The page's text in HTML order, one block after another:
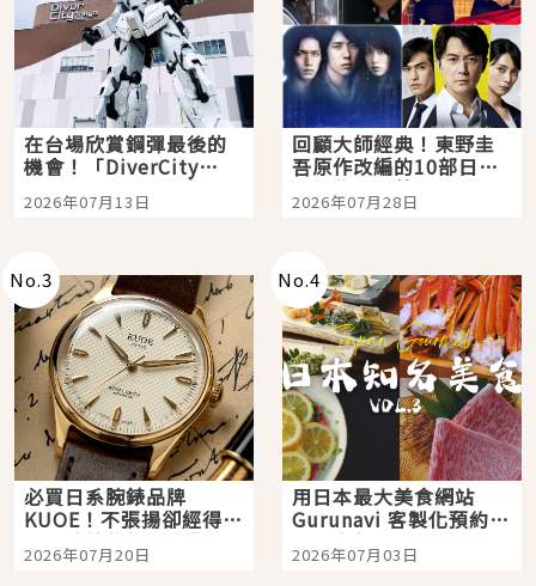
在台場欣賞鋼彈最後的
機會！「DiverCity
Tokyo Plaza」搭船、
購物、美食及夜景，一
2026年07月13日
回顧大師經典！東野圭
吾原作改編的10部日本
影視作品推薦
2026年07月28日
No.3
必買日系腕錶品牌
KUOE！不張揚卻經得起
時間洗鍊的經典之作五
選
2026年07月20日
No.4
用日本最大美食網站
Gurunavi 客製化預約九
大都市餐廳，打造專屬
美食體驗！
2026年07月03日